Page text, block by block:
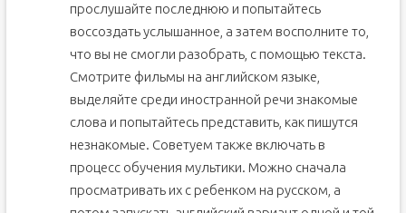
прослушайте последнюю и попытайтесь
воссоздать услышанное, а затем восполните то,
что вы не смогли разобрать, с помощью текста.
Смотрите фильмы на английском языке,
выделяйте среди иностранной речи знакомые
слова и попытайтесь представить, как пишутся
незнакомые. Советуем также включать в
процесс обучения мультики. Можно сначала
просматривать их с ребенком на русском, а